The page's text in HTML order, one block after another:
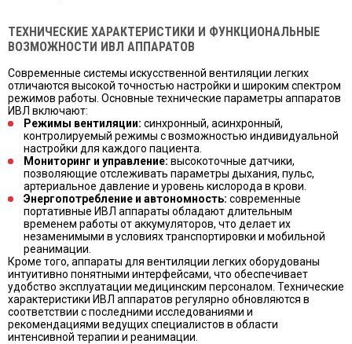
ТЕХНИЧЕСКИЕ ХАРАКТЕРИСТИКИ И ФУНКЦИОНАЛЬНЫЕ
ВОЗМОЖНОСТИ ИВЛ АППАРАТОВ
Современные системы искусственной вентиляции легких
отличаются высокой точностью настройки и широким спектром
режимов работы. Основные технические параметры аппаратов
ИВЛ включают:
Режимы вентиляции: синхронный, асинхронный,
контролируемый режимы с возможностью индивидуальной
настройки для каждого пациента.
Мониторинг и управление: высокоточные датчики,
позволяющие отслеживать параметры дыхания, пульс,
артериальное давление и уровень кислорода в крови.
Энергопотребление и автономность: современные
портативные ИВЛ аппараты обладают длительным
временем работы от аккумуляторов, что делает их
незаменимыми в условиях транспортировки и мобильной
реанимации.
Кроме того, аппараты для вентиляции легких оборудованы
интуитивно понятными интерфейсами, что обеспечивает
удобство эксплуатации медицинским персоналом. Технические
характеристики ИВЛ аппаратов регулярно обновляются в
соответствии с последними исследованиями и
рекомендациями ведущих специалистов в области
интенсивной терапии и реанимации.